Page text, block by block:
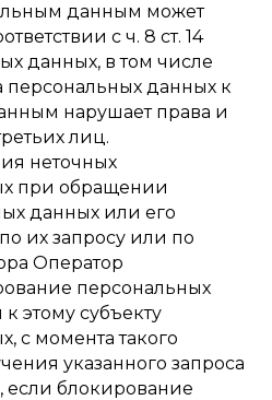
данным может
с ч. 8 ст. 14
данных, в том числе
персональных данных к
нарушает права и
лиц.
неточных
при обращении
данных или его
их запросу или по
Оператор
персональных
этому субъекту
с момента такого
указанного запроса
блокирование